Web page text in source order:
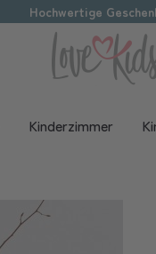
Hochwertige
Kinderzimmer